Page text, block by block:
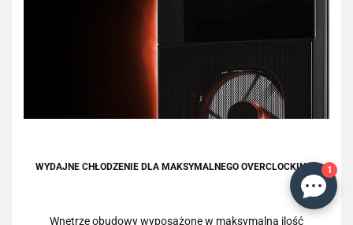
WYDAJNE CHŁODZENIE DLA MAKSYMALNEGO OVERCLOCKINGU
Wnętrze obudowy wyposażone w maksymalną ilość
1